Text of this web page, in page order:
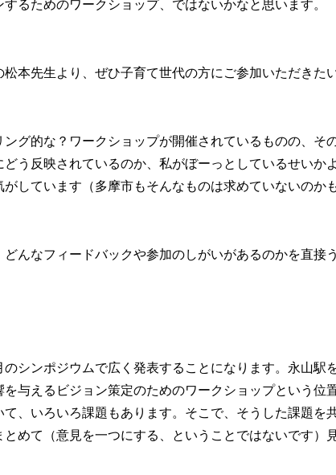
るためのワークショップ、ではないかなと思います。
本先生より、ぜひ子育て世代の方にご参加いただきた
グ的な？ワークショップが開催されているものの、そ
う反映されているのか、私がぼーっとしているせいか
しています（多摩市もそんなものは求めていないのか
んなフィードバックや参加のしがいがあるのかを直接
シンポジウムで広く発表することになります。永山駅
与えるビジョン策定のためのワークショップという位
、いろいろ課題もあります。そこで、そうした課題を
めて（意見を一つにする、ということではないです）